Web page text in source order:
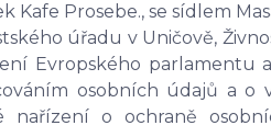
Prosebe., se sídlem
úřadu v Uničově,
Evropského parlamentu
osobních údajů a
nařízení o ochraně